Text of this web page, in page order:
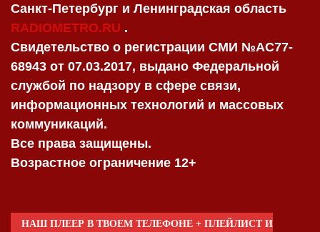
Санкт-Петербург и Ленинградская область
RADIOMETRO.RU .
Свидетельство о регистрации СМИ №AC77-
68943 от 07.03.2017, выдано Федеральной
службой по надзору в сфере связи,
информационных технологий и массовых
коммуникаций.
Все права защищены.
Возрастное ограничение 12+
НАШ ПЛЕЕР В ТВОЕМ ТЕЛЕФОНЕ + ПЛЕЙЛИСТ И